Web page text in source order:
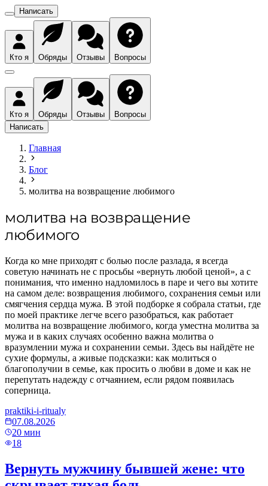
Написать
Кто я Обряды Отзывы Вопросы
Кто я Обряды Отзывы
Вопросы
Написать
Главная
Блог
молитва на возвращение любимого
молитва на возвращение
любимого
Когда ко мне приходят с болью после разлада, я всегда
советую начинать не с просьбы «вернуть любой ценой», а с
понимания, что именно надломилось в паре и чего вы хотите
на самом деле: возвращения любимого, сохранения семьи или
смягчения сердца мужа. В этой подборке я собрала статьи, где
по моей практике легче всего разобраться, как работает
молитва на возвращение любимого, когда уместна молитва за
мужа и в каких случаях особенно важна молитва о
вразумлении мужа и сохранении семьи. Здесь вы найдёте не
сухие формулы, а живые подсказки: как молиться о
благополучии в семье, как просить о любви в доме и как не
перепутать надежду с отчаянием, если рядом появилась
соперница.
praktiki-i-ritualy
07.08.2026
20 мин
18
Вернуть мужчину бывшей жене: что